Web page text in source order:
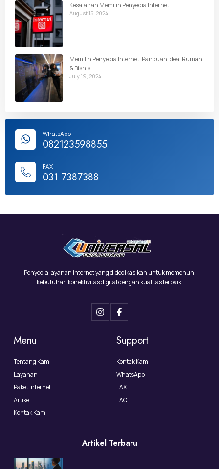
Kesalahan Memilih Penyedia Internet
August 15, 2024
Memilih Penyedia Internet: Panduan Ideal Rumah
& Bisnis
July 19, 2024
WhatsApp
082123598855
FAX
031 7387388
Penyedia layanan internet yang didedikasikan untuk memenuhi
kebutuhan konektivitas digital dengan kualitas terbaik.
Menu
Tentang Kami
Layanan
Paket Internet
Artikel
Kontak Kami
Support
Kontak Kami
WhatsApp
FAX
FAQ
Artikel Terbaru